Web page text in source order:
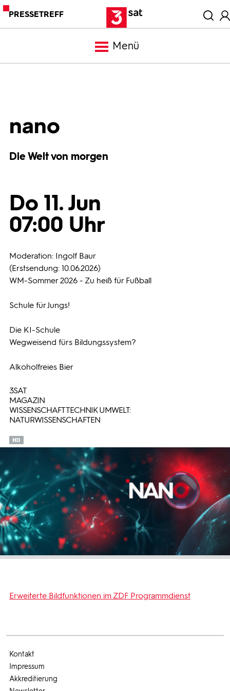
PRESSETREFF
Menü
3sat
nano
Die Welt von morgen
Do 11. Jun
07:00 Uhr
Moderation: Ingolf Baur
(Erstsendung: 10.06.2026)
WM-Sommer 2026 - Zu heiß für Fußball
Schule für Jungs!
Die KI-Schule
Wegweisend fürs Bildungssystem?
Alkoholfreies Bier
3SAT
MAGAZIN
WISSENSCHAFT TECHNIK UMWELT:
NATURWISSENSCHAFTEN
Erweiterte Bildfunktionen im ZDF Programmdienst
Kontakt
Impressum
Akkreditierung